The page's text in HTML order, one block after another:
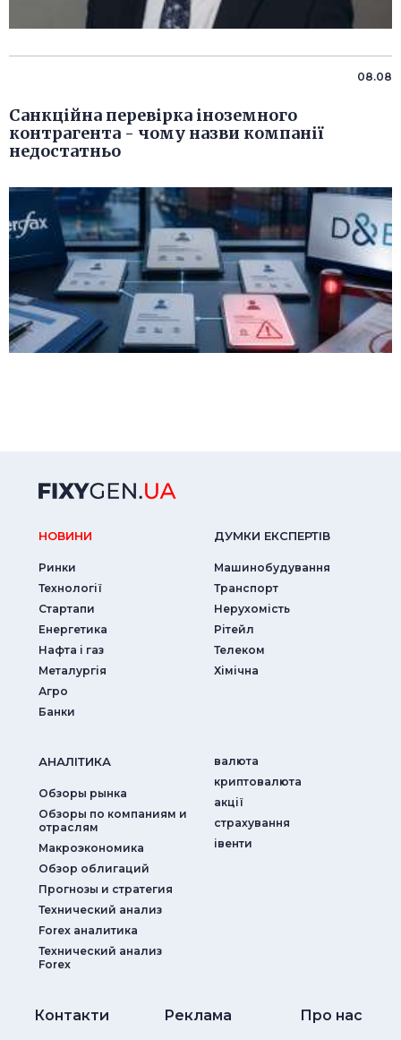
08.08
Санкційна перевірка іноземного
контрагента - чому назви компанії
недостатньо
НОВИНИ
Ринки
Технології
Стартапи
Енергетика
Нафта і газ
Металургія
Агро
Банки
ДУМКИ ЕКСПЕРТIВ
Машинобудування
Транспорт
Нерухомість
Рітейл
Телеком
Хімічна
АНАЛIТИКА
Обзоры рынка
Обзоры по компаниям и
отраслям
Макроэкономика
Обзор облигаций
Прогнозы и стратегия
Технический анализ
Forex аналитика
Технический анализ
Forex
валюта
криптовалюта
акції
страхування
iвенти
Контакти Реклама Про нас